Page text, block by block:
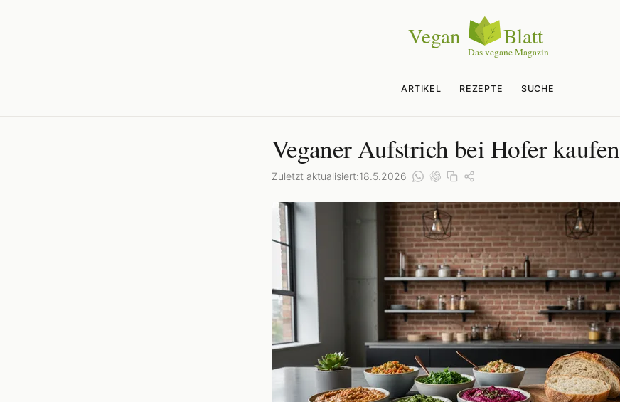
ARTIKEL REZEPTE SUCHE
Veganer Aufstrich bei Hofer kaufen
Zuletzt aktualisiert:18.5.2026